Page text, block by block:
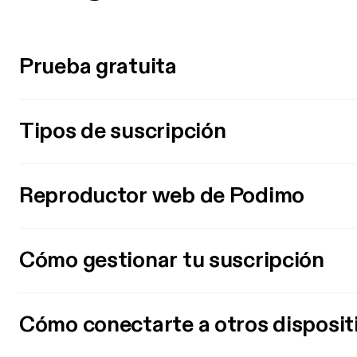
Prueba gratuita
Tipos de suscripción
Reproductor web de Podimo
Cómo gestionar tu suscripción
Cómo conectarte a otros